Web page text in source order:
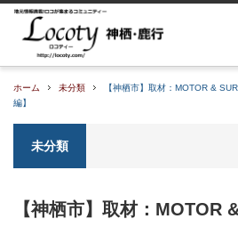
ホーム 未分類
【神栖市】取材：MOTOR &
編】
未分類
【神栖市】取材：MOTOR